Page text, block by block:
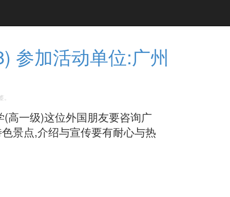
参加活动单位:广州
(高一级)这位外国朋友要咨询广
景点,介绍与宣传要有耐心与热